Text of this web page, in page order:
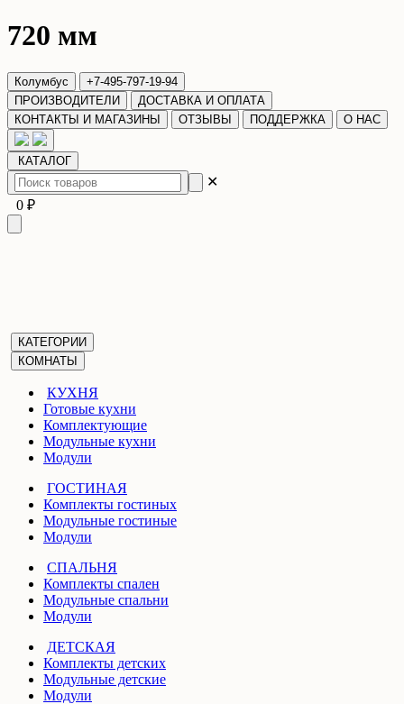
720 мм
Колумбус
+7-495-797-19-94
ПРОИЗВОДИТЕЛИ
ДОСТАВКА И ОПЛАТА
КОНТАКТЫ И МАГАЗИНЫ
ОТЗЫВЫ ПОДДЕРЖКА О НАС
КАТАЛОГ
✕
0 ₽
КАТЕГОРИИ
КОМНАТЫ
КУХНЯ
Готовые кухни
Комплектующие
Модульные кухни
Модули
ГОСТИНАЯ
Комплекты гостиных
Модульные гостиные
Модули
СПАЛЬНЯ
Комплекты спален
Модульные спальни
Модули
ДЕТСКАЯ
Комплекты детских
Модульные детские
Модули